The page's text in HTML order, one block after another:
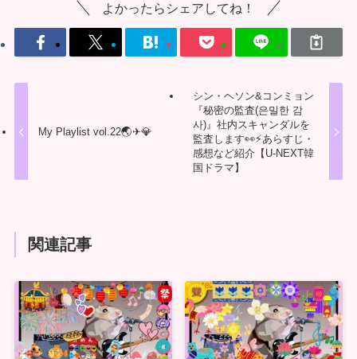
よかったらシェアしてね！
My Playlist vol.22🌏✈💎
シン・ヘソン&コンミョン
『秘密の監査(은밀한 감
사)』社内スキャンダルを
監査します👀⚡あらすじ・
感想など紹介【U-NEXT韓
国ドラマ】
関連記事